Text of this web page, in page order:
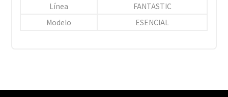
Línea
FANTASTIC
Modelo
ESENCIAL